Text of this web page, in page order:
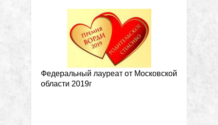
Федеральный лауреат от Московской
области 2019г